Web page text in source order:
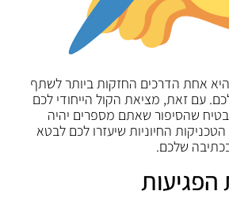
היא אחת הדרכים החזקות ביותר לשתף
עם זאת, מציאת הקול הייחודי לכם
שהסיפור שאתם מספרים יהיה
הטכניקות החיוניות שיעזרו לכם לבטא
שלכם.